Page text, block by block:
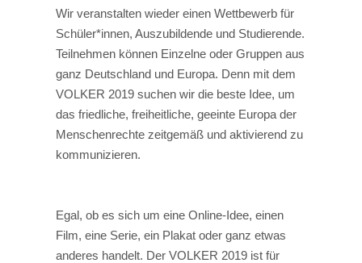
Wir veranstalten wieder einen Wettbewerb für
Schüler*innen, Auszubildende und Studierende.
Teilnehmen können Einzelne oder Gruppen aus
ganz Deutschland und Europa. Denn mit dem
VOLKER 2019 suchen wir die beste Idee, um
das friedliche, freiheitliche, geeinte Europa der
Menschenrechte zeitgemäß und aktivierend zu
kommunizieren.
Egal, ob es sich um eine Online-Idee, einen
Film, eine Serie, ein Plakat oder ganz etwas
anderes handelt. Der VOLKER 2019 ist für